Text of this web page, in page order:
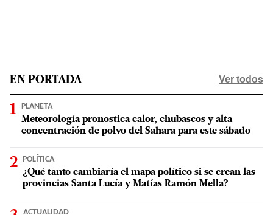
EN PORTADA Ver todos
PLANETA
Meteorología pronostica calor, chubascos y alta
concentración de polvo del Sahara para este sábado
POLÍTICA
¿Qué tanto cambiaría el mapa político si se crean las
provincias Santa Lucía y Matías Ramón Mella?
ACTUALIDAD